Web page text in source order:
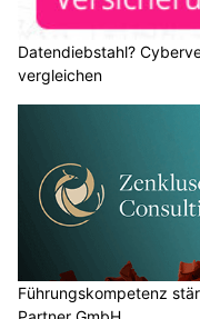
Datendiebstahl?
vergleichen
Führungskompetenz